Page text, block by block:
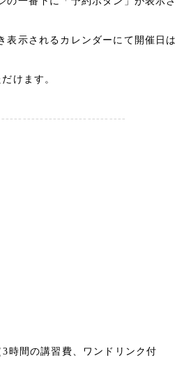
表示されるカレンダーにて開催日は
けます。
時間の講習費、ワンドリンク付